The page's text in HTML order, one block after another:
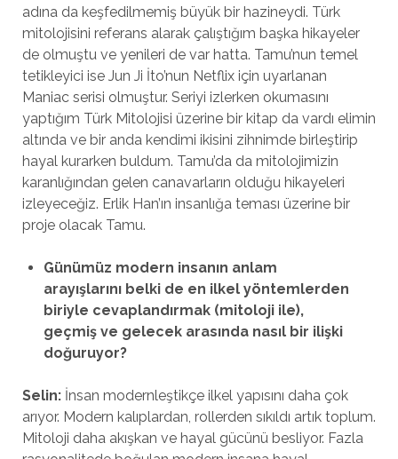
adına da keşfedilmemiş büyük bir hazineydi. Türk
mitolojisini referans alarak çalıştığım başka hikayeler
de olmuştu ve yenileri de var hatta. Tamu’nun temel
tetikleyici ise Jun Ji İto’nun Netflix için uyarlanan
Maniac serisi olmuştur. Seriyi izlerken okumasını
yaptığım Türk Mitolojisi üzerine bir kitap da vardı elimin
altında ve bir anda kendimi ikisini zihnimde birleştirip
hayal kurarken buldum. Tamu’da da mitolojimizin
karanlığından gelen canavarların olduğu hikayeleri
izleyeceğiz. Erlik Han’ın insanlığa teması üzerine bir
proje olacak Tamu.
Günümüz modern insanın anlam
arayışlarını belki de en ilkel yöntemlerden
biriyle cevaplandırmak (mitoloji ile),
geçmiş ve gelecek arasında nasıl bir ilişki
doğuruyor?
Selin: İnsan modernleştikçe ilkel yapısını daha çok
arıyor. Modern kalıplardan, rollerden sıkıldı artık toplum.
Mitoloji daha akışkan ve hayal gücünü besliyor. Fazla